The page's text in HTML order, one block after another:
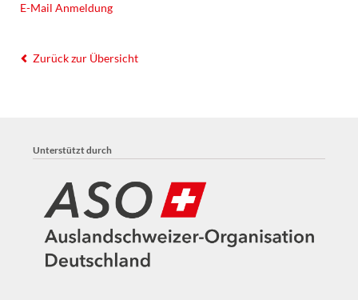
E-Mail Anmeldung
Zurück zur Übersicht
Unterstützt durch